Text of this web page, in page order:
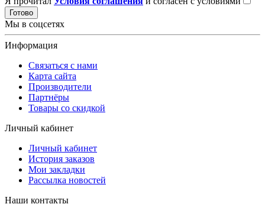
Готово
Мы в соцсетях
Информация
Связаться с нами
Карта сайта
Производители
Партнёры
Товары со скидкой
Личный кабинет
Личный кабинет
История заказов
Мои закладки
Рассылка новостей
Наши контакты